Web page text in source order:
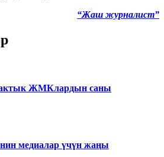
“Жаш журналист”
ЖМКлардын саны
медиалар үчүн жаңы